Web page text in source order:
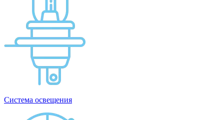
Система освещения